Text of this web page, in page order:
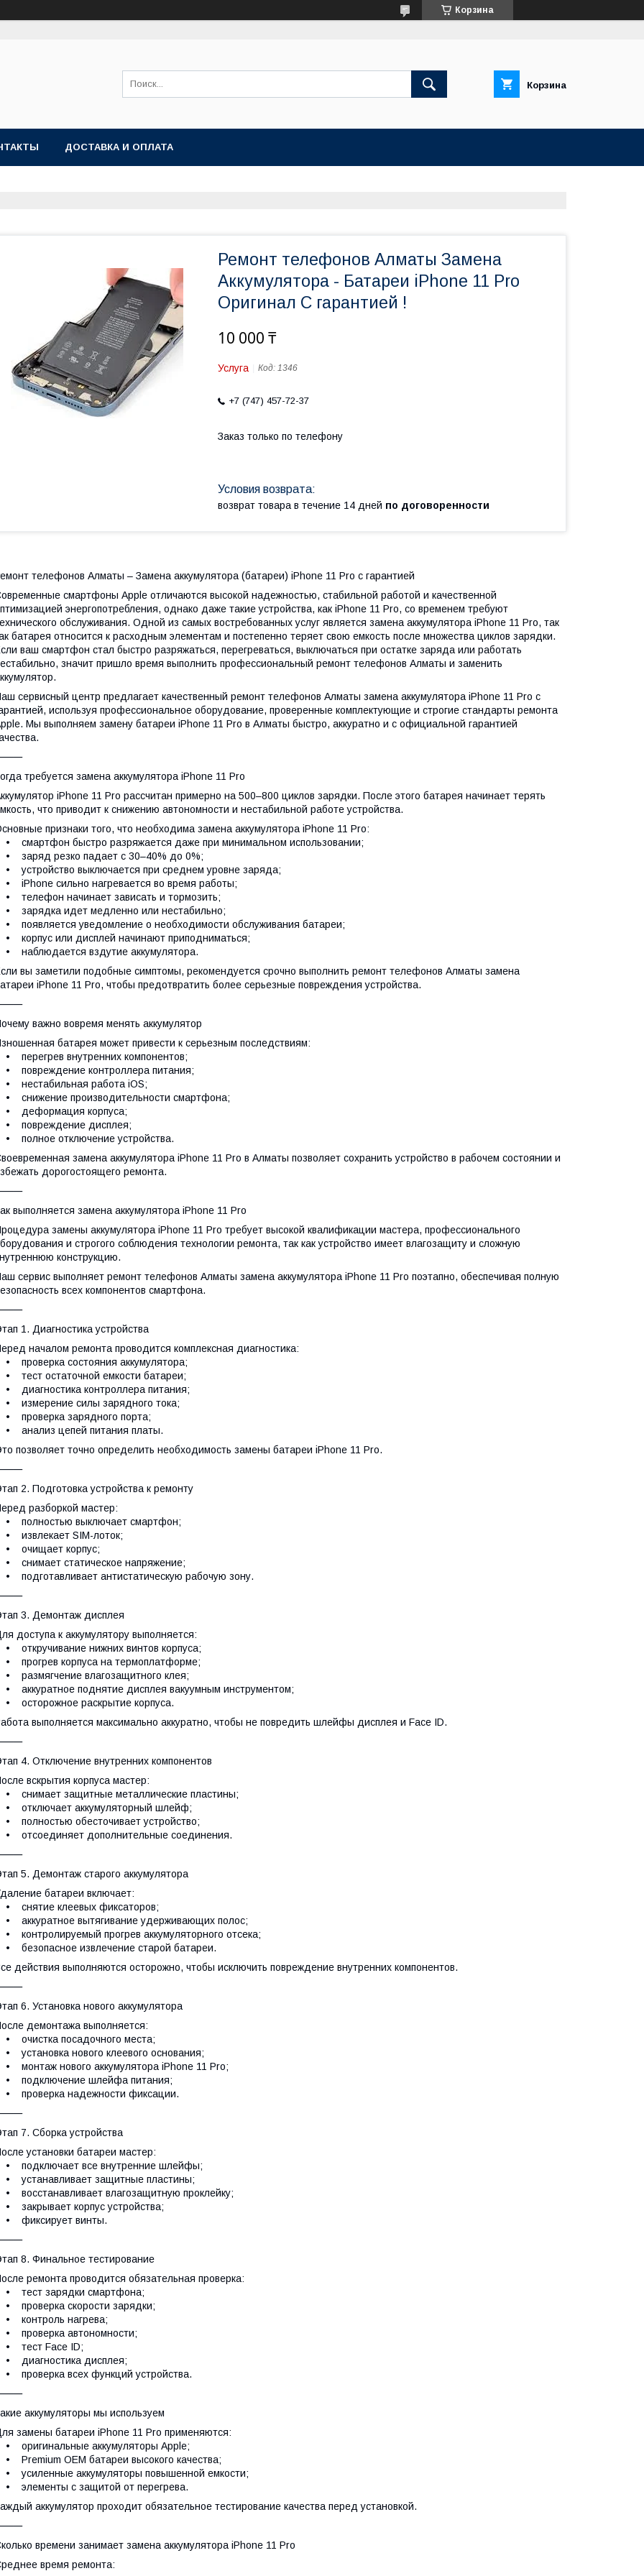
Корзина
Корзина
ДОСТАВКА И ОПЛАТА
Ремонт телефонов Алматы Замена
Аккумулятора - Батареи iPhone 11 Pro
Оригинал С гарантией !
10 000 ₸
Услуга Код: 1346
+7 (747) 457-72-37
Заказ только по телефону
возврат товара в течение 14 дней по договоренности
телефонов Алматы – Замена аккумулятора (батареи) iPhone 11 Pro с гарантией
смартфоны Apple отличаются высокой надежностью, стабильной работой и качественной
энергопотребления, однако даже такие устройства, как iPhone 11 Pro, со временем требуют
обслуживания. Одной из самых востребованных услуг является замена аккумулятора iPhone 11 Pro, так
батарея относится к расходным элементам и постепенно теряет свою емкость после множества циклов зарядки.
ваш смартфон стал быстро разряжаться, перегреваться, выключаться при остатке заряда или работать
значит пришло время выполнить профессиональный ремонт телефонов Алматы и заменить
сервисный центр предлагает качественный ремонт телефонов Алматы замена аккумулятора iPhone 11 Pro с
используя профессиональное оборудование, проверенные комплектующие и строгие стандарты ремонта
Мы выполняем замену батареи iPhone 11 Pro в Алматы быстро, аккуратно и с официальной гарантией
требуется замена аккумулятора iPhone 11 Pro
iPhone 11 Pro рассчитан примерно на 500–800 циклов зарядки. После этого батарея начинает терять
что приводит к снижению автономности и нестабильной работе устройства.
признаки того, что необходима замена аккумулятора iPhone 11 Pro:
• смартфон быстро разряжается даже при минимальном использовании;
• заряд резко падает с 30–40% до 0%;
• устройство выключается при среднем уровне заряда;
• iPhone сильно нагревается во время работы;
• телефон начинает зависать и тормозить;
• зарядка идет медленно или нестабильно;
• появляется уведомление о необходимости обслуживания батареи;
• корпус или дисплей начинают приподниматься;
• наблюдается вздутие аккумулятора.
вы заметили подобные симптомы, рекомендуется срочно выполнить ремонт телефонов Алматы замена
iPhone 11 Pro, чтобы предотвратить более серьезные повреждения устройства.
важно вовремя менять аккумулятор
батарея может привести к серьезным последствиям:
• перегрев внутренних компонентов;
• повреждение контроллера питания;
• нестабильная работа iOS;
• снижение производительности смартфона;
• деформация корпуса;
• повреждение дисплея;
• полное отключение устройства.
замена аккумулятора iPhone 11 Pro в Алматы позволяет сохранить устройство в рабочем состоянии и
дорогостоящего ремонта.
выполняется замена аккумулятора iPhone 11 Pro
замены аккумулятора iPhone 11 Pro требует высокой квалификации мастера, профессионального
и строгого соблюдения технологии ремонта, так как устройство имеет влагозащиту и сложную
конструкцию.
сервис выполняет ремонт телефонов Алматы замена аккумулятора iPhone 11 Pro поэтапно, обеспечивая полную
всех компонентов смартфона.
1. Диагностика устройства
началом ремонта проводится комплексная диагностика:
• проверка состояния аккумулятора;
• тест остаточной емкости батареи;
• диагностика контроллера питания;
• измерение силы зарядного тока;
• проверка зарядного порта;
• анализ цепей питания платы.
позволяет точно определить необходимость замены батареи iPhone 11 Pro.
2. Подготовка устройства к ремонту
разборкой мастер:
• полностью выключает смартфон;
• извлекает SIM-лоток;
• очищает корпус;
• снимает статическое напряжение;
• подготавливает антистатическую рабочую зону.
3. Демонтаж дисплея
доступа к аккумулятору выполняется:
• откручивание нижних винтов корпуса;
• прогрев корпуса на термоплатформе;
• размягчение влагозащитного клея;
• аккуратное поднятие дисплея вакуумным инструментом;
• осторожное раскрытие корпуса.
выполняется максимально аккуратно, чтобы не повредить шлейфы дисплея и Face ID.
4. Отключение внутренних компонентов
вскрытия корпуса мастер:
• снимает защитные металлические пластины;
• отключает аккумуляторный шлейф;
• полностью обесточивает устройство;
• отсоединяет дополнительные соединения.
5. Демонтаж старого аккумулятора
батареи включает:
• снятие клеевых фиксаторов;
• аккуратное вытягивание удерживающих полос;
• контролируемый прогрев аккумуляторного отсека;
• безопасное извлечение старой батареи.
действия выполняются осторожно, чтобы исключить повреждение внутренних компонентов.
6. Установка нового аккумулятора
демонтажа выполняется:
• очистка посадочного места;
• установка нового клеевого основания;
• монтаж нового аккумулятора iPhone 11 Pro;
• подключение шлейфа питания;
• проверка надежности фиксации.
7. Сборка устройства
установки батареи мастер:
• подключает все внутренние шлейфы;
• устанавливает защитные пластины;
• восстанавливает влагозащитную проклейку;
• закрывает корпус устройства;
• фиксирует винты.
8. Финальное тестирование
ремонта проводится обязательная проверка:
• тест зарядки смартфона;
• проверка скорости зарядки;
• контроль нагрева;
• проверка автономности;
• тест Face ID;
• диагностика дисплея;
• проверка всех функций устройства.
аккумуляторы мы используем
замены батареи iPhone 11 Pro применяются:
• оригинальные аккумуляторы Apple;
• Premium OEM батареи высокого качества;
• усиленные аккумуляторы повышенной емкости;
• элементы с защитой от перегрева.
аккумулятор проходит обязательное тестирование качества перед установкой.
времени занимает замена аккумулятора iPhone 11 Pro
время ремонта: